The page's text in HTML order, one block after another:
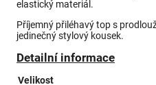
elastický materiál.
Příjemný přiléhavý top s
jedinečný stylový kousek.
Detailní informace
Velikost